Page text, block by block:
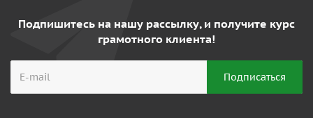
Подпишитесь на нашу рассылку, и получите курс
грамотного клиента!